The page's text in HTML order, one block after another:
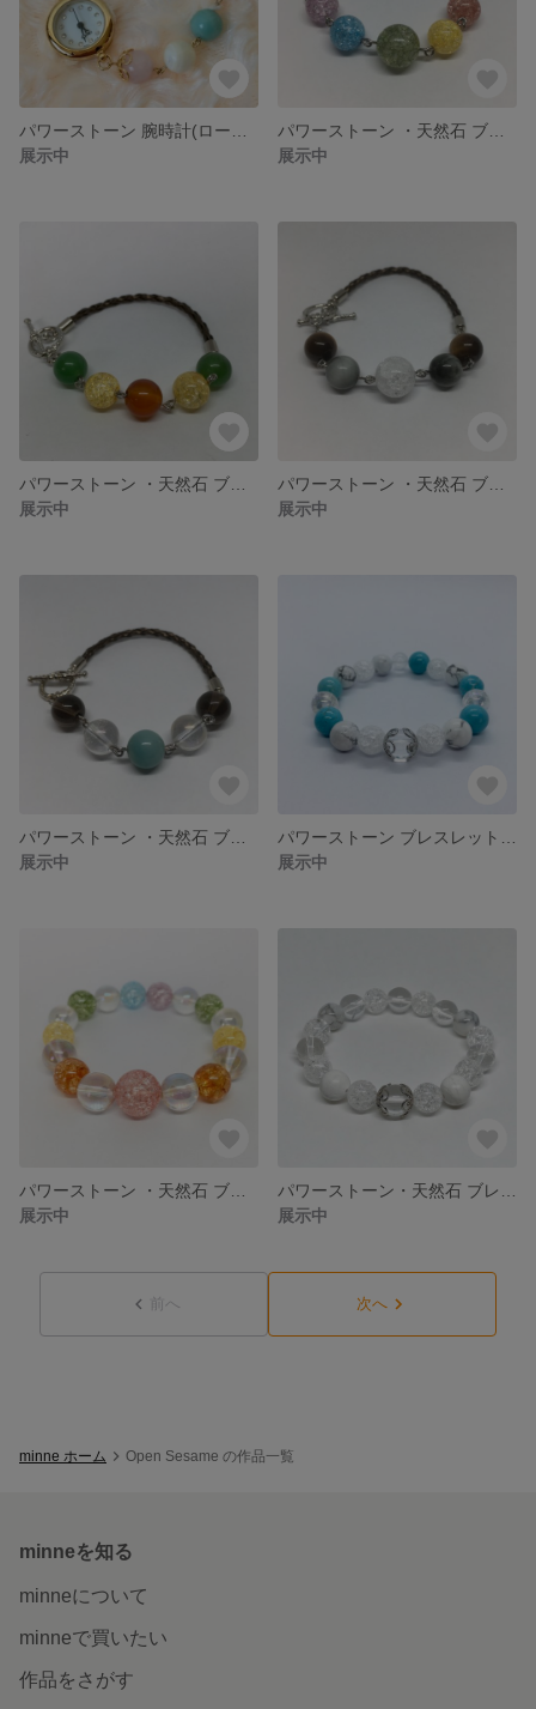
展示中
展示中
展示中
展示中
展示中
展示中
展示中
展示中
前へ 次へ
minne ホーム Open Sesame の作品一覧
minneを知る
minneについて
minneで買いたい
作品をさがす